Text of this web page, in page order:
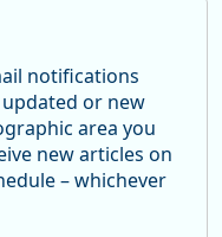
notifications
or new
area you
new articles on
– whichever